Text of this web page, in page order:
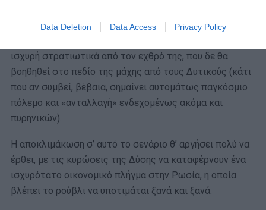
Data Deletion Data Access Privacy Policy
Ρωσία θα επιτύχει, μακροπρόθεσμα, τους στόχους της
ισχυρή στρατιωτικά από τον εχθρό της, που δε θα
βοηθηθεί στο πεδίο της μάχης από τους Δυτικούς (κάτι
που αν συμβεί, βέβαια, σημαίνει αυτομάτως παγκόσμιο
πόλεμο και «ανταλλαγή» ενδεχομένως ακόμα και
πυρηνικών).
Η αποκλιμάκωση σ’ αυτό το σενάριο θ’ αργήσει πολύ να
έρθει, με τις κυρώσεις της Δύσης να καταφέρνουν ένα
ισχυρότατο οικονομικό πλήγμα στην Ρωσία, η οποία
βλέπει το ρούβλι να υποτιμάται ξανά και ξανά.